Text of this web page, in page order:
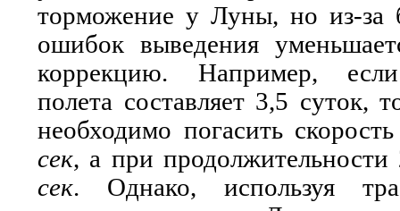
торможение у Луны, но из-за
ошибок выведения
коррекцию. Например,
полета составляет 3,5 суток,
необходимо погасить
сек, а при
сек. Однако, используя